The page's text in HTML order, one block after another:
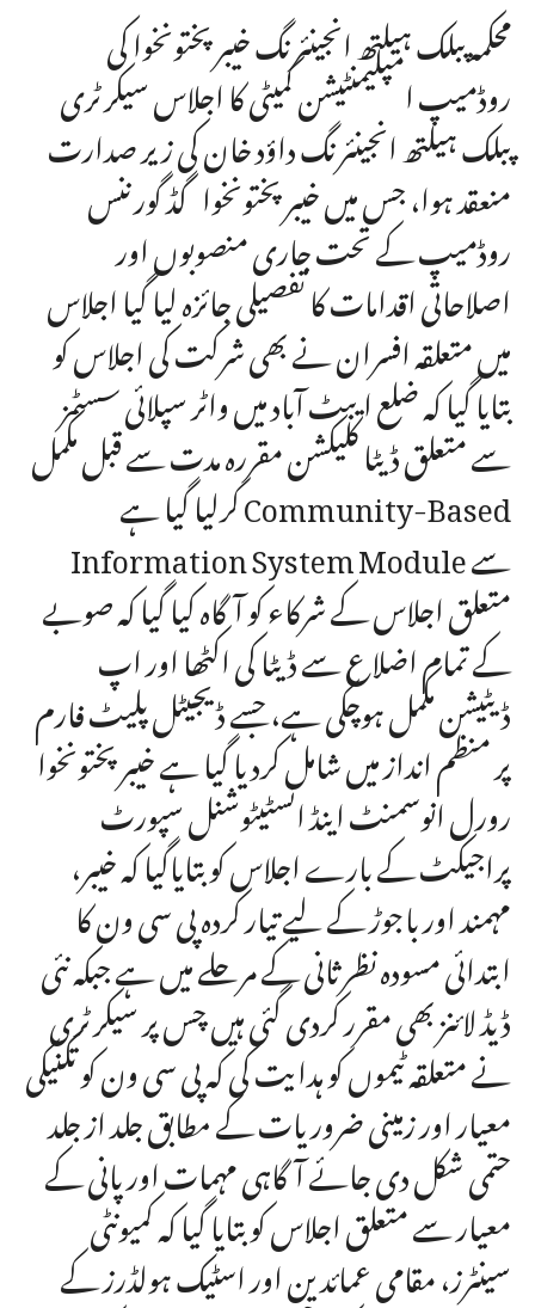
محکمہ پبلک ہیلتھ انجینئرنگ خیبر پختونخوا کی
روڈمیپ امپلیمنٹیشن کمیٹی کا اجلاس سیکرٹری
پبلک ہیلتھ انجینئرنگ داؤد خان کی زیر صدارت
منعقد ہوا، جس میں خیبر پختونخوا گڈ گورننس
روڈمیپ کے تحت جاری منصوبوں اور
اصلاحاتی اقدامات کا تفصیلی جائزہ لیا گیا اجلاس
میں متعلقہ افسران نے بھی شرکت کی اجلاس کو
بتایا گیا کہ ضلع ایبٹ آباد میں واٹر سپلائی سسٹمز
سے متعلق ڈیٹا کلیکشن مقررہ مدت سے قبل مکمل
کرلیا گیا ہے Community-Based
Information System Module سے
متعلق اجلاس کے شرکاء کو آگاہ کیا گیا کہ صوبے
کے تمام اضلاع سے ڈیٹا کی اکٹھا اور اپ
ڈیٹیشن مکمل ہوچکی ہے، جسے ڈیجیٹل پلیٹ فارم
پر منظم انداز میں شامل کردیا گیا ہے خیبر پختونخوا
رورل انوسمنٹ اینڈ انسٹیٹوشنل سپورٹ
پراجیکٹ کے بارے اجلاس کو بتایاگیا کہ خیبر،
مہمند اور باجوڑ کے لیے تیار کردہ پی سی ون کا
ابتدائی مسودہ نظرثانی کے مرحلے میں ہے جبکہ نئی
ڈیڈ لائنز بھی مقرر کردی گئی ہیں چس پر سیکرٹری
نے متعلقہ ٹیموں کو ہدایت کی کہ پی سی ون کو تکنیکی
معیار اور زمینی ضروریات کے مطابق جلد از جلد
حتمی شکل دی جائے آگاہی مہمات اور پانی کے
معیار سے متعلق اجلاس کو بتایا گیا کہ کمیونٹی
سینٹرز، مقامی عمائدین اور اسٹیک ہولڈرز کے